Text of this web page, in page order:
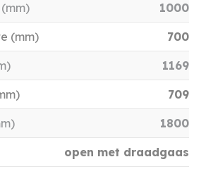
1000
(mm) 700
1169
709
1800
open met draadgaas